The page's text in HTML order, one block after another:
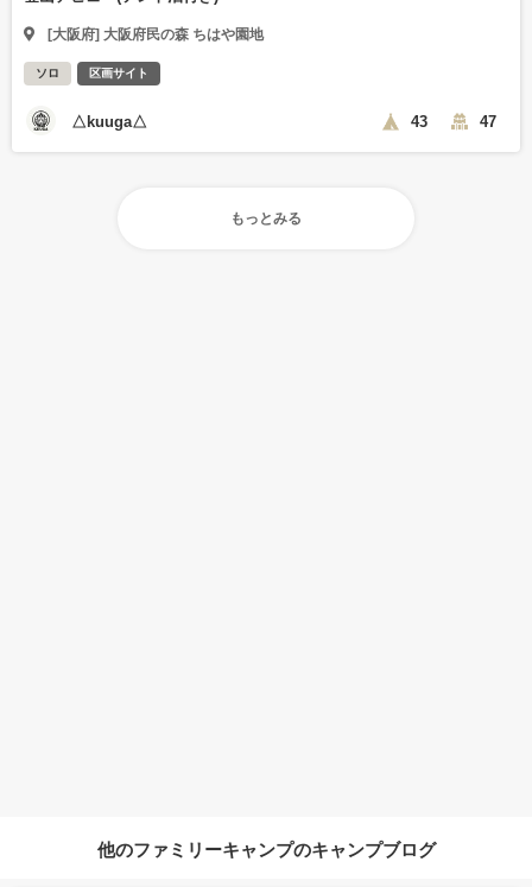
[大阪府] 大阪府民の森 ちはや園地
ソロ 区画サイト
△kuuga△ 43 47
もっとみる
他のファミリーキャンプのキャンプブログ